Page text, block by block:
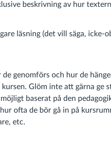
beskrivning av hur
läsning (det vill säga, icke-
genomförs och hur de
Glöm inte att gärna ge
baserat på den
ofta de bör gå in på
etc.